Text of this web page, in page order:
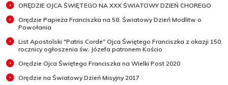
ORĘDZIE OJCA ŚWIĘTEGO NA XXX ŚWIATOWY DZIEŃ CHOREGO
Orędzie Papieża Franciszka na 58. Światowy Dzień Modlitw o
Powołania
List Apostolski "Patris Corde" Ojca Świętego Franciszka z okazji 150.
rocznicy ogłoszenia św. Józefa patronem Kościo
Orędzie Ojca Świętego Franciszka na Wielki Post 2020
Orędzie na Światowy Dzień Misyjny 2017